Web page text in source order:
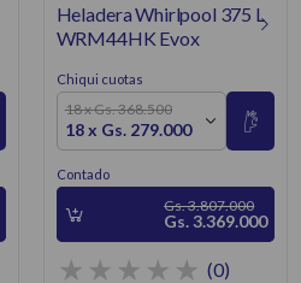
Puertas
Heladera Whirlpool 375 L
WRM44HK Evox
Chiqui cuotas
18 x Gs. 368.500
18 x Gs. 279.000
Contado
Gs. 3.807.000
Gs. 3.369.000
(0)